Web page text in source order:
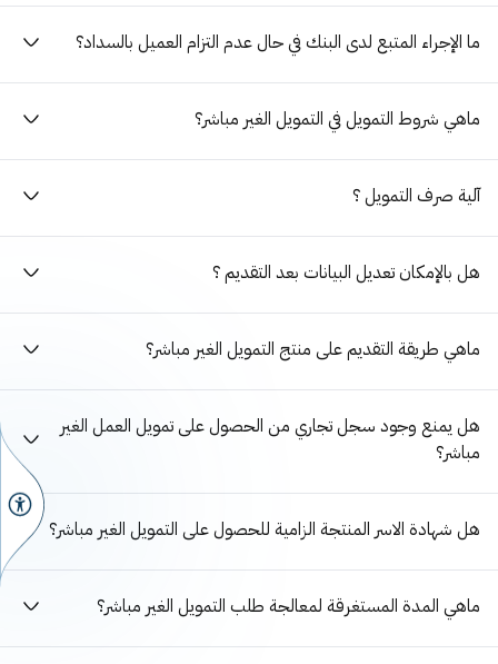
ما الإجراء المتبع لدى البنك في حال عدم التزام العميل بالسداد؟
ماهي شروط التمويل في التمويل الغير مباشر؟
آلية صرف التمويل ؟
هل بالإمكان تعديل البيانات بعد التقديم ؟
ماهي طريقة التقديم على منتج التمويل الغير مباشر؟
هل يمنع وجود سجل تجاري من الحصول على تمويل العمل الغير
مباشر؟
هل شهادة الاسر المنتجة الزامية للحصول على التمويل الغير مباشر؟
ماهي المدة المستغرقة لمعالجة طلب التمويل الغير مباشر؟